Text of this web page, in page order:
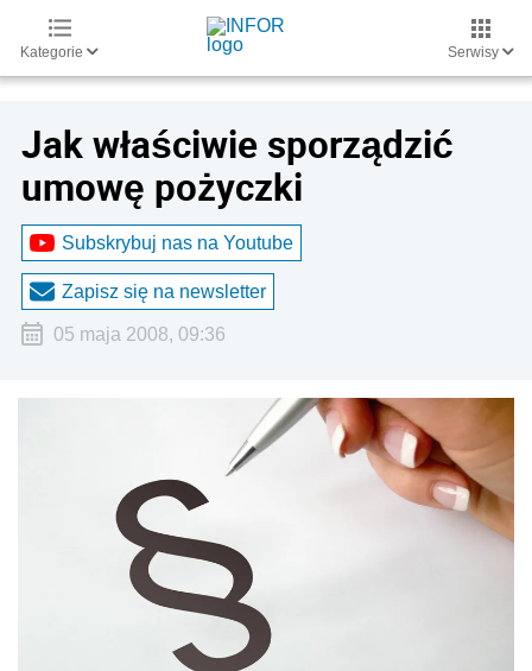
Kategorie Serwisy
Jak właściwie sporządzić
umowę pożyczki
Subskrybuj nas na Youtube
Zapisz się na newsletter
05 maja 2008, 09:36